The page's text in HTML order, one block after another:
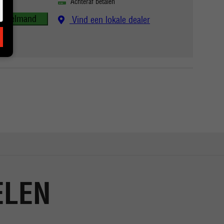
Vind een lokale dealer